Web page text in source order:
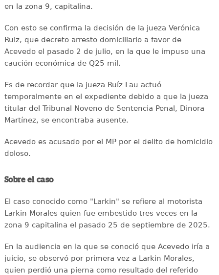
en la zona 9, capitalina.
Con esto se confirma la decisión de la jueza Verónica
Ruiz, que decreto arresto domiciliario a favor de
Acevedo el pasado 2 de julio, en la que le impuso una
caución económica de Q25 mil.
Es de recordar que la jueza Ruíz Lau actuó
temporalmente en el expediente debido a que la jueza
titular del Tribunal Noveno de Sentencia Penal, Dinora
Martínez, se encontraba ausente.
Acevedo es acusado por el MP por el delito de homicidio
doloso.
Sobre el caso
El caso conocido como "Larkin" se refiere al motorista
Larkin Morales quien fue embestido tres veces en la
zona 9 capitalina el pasado 25 de septiembre de 2025.
En la audiencia en la que se conoció que Acevedo iría a
juicio, se observó por primera vez a Larkin Morales,
quien perdió una pierna como resultado del referido